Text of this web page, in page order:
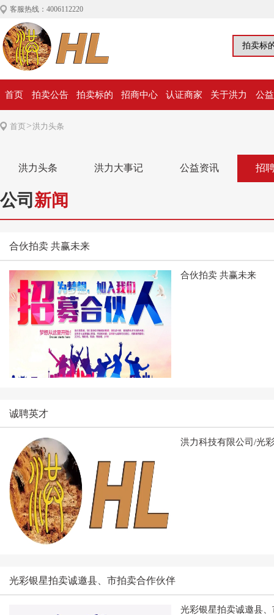
客服热线：4006112220
首页 拍卖公告 拍卖标的 招商中心 认证商家 关于洪力 公
首页>洪力头条
洪力头条 洪力大事记 公益资讯 招
公司 新闻
合伙拍卖 共赢未来
合伙拍卖 共赢未来
诚聘英才
洪力科技有限公司/光
光彩银星拍卖诚邀县、市拍卖合作伙伴
光彩银星拍卖诚邀县